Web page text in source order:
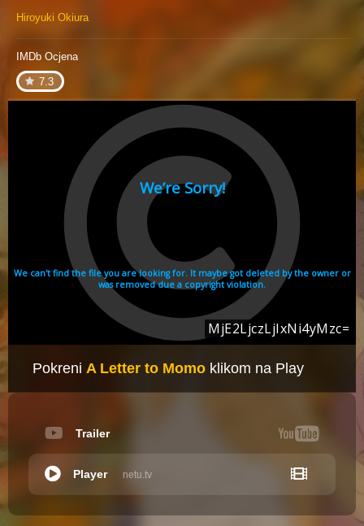
Hiroyuki Okiura
IMDb Ocjena
7.3
Pokreni A Letter to Momo klikom na Play
Trailer
netu.tv
Player